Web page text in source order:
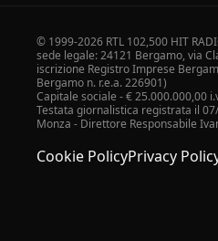
© 1999-2026 RTL 102,500 HIT
sede legale: 24121 Bergamo, via
iscrizione Registro Imprese
Bergamo n. r.e.a. 226901)
Capitale sociale - € 25.000.000,00
Testata giornalistica registrata il
Monza - Direttore Responsabile
Cookie PolicyPrivacy